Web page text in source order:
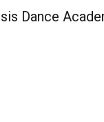
Dance